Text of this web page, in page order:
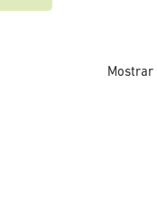
Mostrar